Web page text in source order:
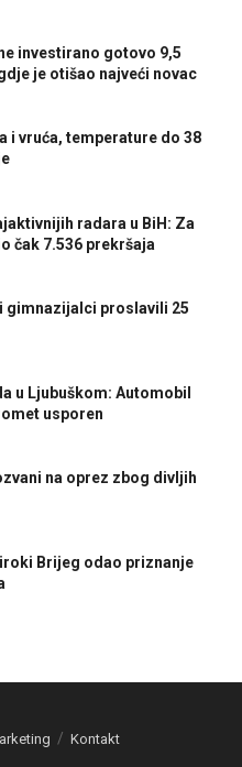
investirano gotovo 9,5
je otišao najveći novac
i vruća, temperature do 38
radara u BiH: Za
čak 7.536 prekršaja
gimnazijalci proslavili 25
u Ljubuškom: Automobil
usporen
na oprez zbog divljih
Brijeg odao priznanje
Kontakt